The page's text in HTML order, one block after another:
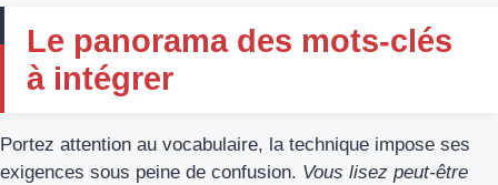
Le panorama des mots-clés
à intégrer
Portez attention au vocabulaire, la technique impose ses
exigences sous peine de confusion. Vous lisez peut-être